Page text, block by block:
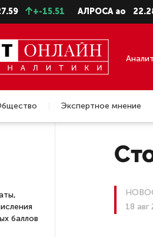
15.51 АЛРОСА ао 22.28 -0.31
Экспертное мнение
баллов
18 авг